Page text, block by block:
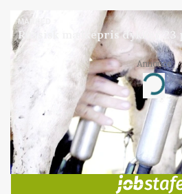
MARKED
Russisk mælkepris dykker 23
Annonce
Loading...
Jobs
i samarbejde